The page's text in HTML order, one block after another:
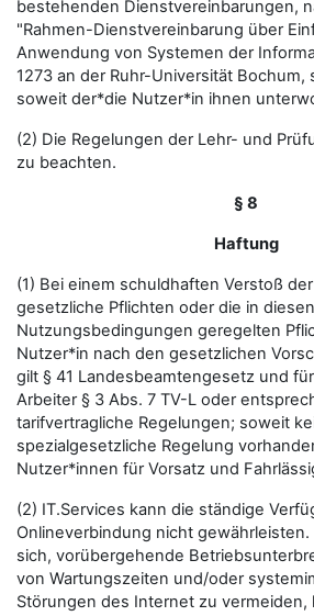
bestehenden Dienstvereinbarungen,
"Rahmen-Dienstvereinbarung über
Anwendung von Systemen der
1273 an der Ruhr-Universität Bochum,
soweit der*die Nutzer*in ihnen
(2) Die Regelungen der Lehr- und
zu beachten.
§ 8
Haftung
(1) Bei einem schuldhaften Verstoß
gesetzliche Pflichten oder die in
Nutzungsbedingungen geregelten
Nutzer*in nach den gesetzlichen
gilt § 41 Landesbeamtengesetz und
Arbeiter § 3 Abs. 7 TV-L oder
tarifvertragliche Regelungen; soweit
spezialgesetzliche Regelung
Nutzer*innen für Vorsatz und
(2) IT.Services kann die ständige
Onlineverbindung nicht
sich, vorübergehende
von Wartungszeiten und/oder
Störungen des Internet zu vermeiden,